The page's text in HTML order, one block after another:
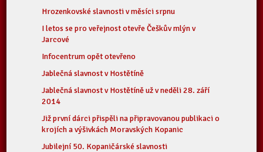
Hrozenkovské slavnosti v měsíci srpnu
I letos se pro veřejnost otevře Češkův mlýn v
Jarcové
Infocentrum opět otevřeno
Jablečná slavnost v Hostětíně
Jablečná slavnost v Hostětíně už v neděli 28. září
2014
Již první dárci přispěli na připravovanou publikaci o
krojích a výšivkách Moravských Kopanic
Jubilejní 50. Kopaničárské slavnosti